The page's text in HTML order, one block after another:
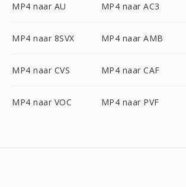
MP4 naar AU MP4 naar AC3
MP4 naar 8SVX MP4 naar AMB
MP4 naar CVS MP4 naar CAF
MP4 naar VOC MP4 naar PVF